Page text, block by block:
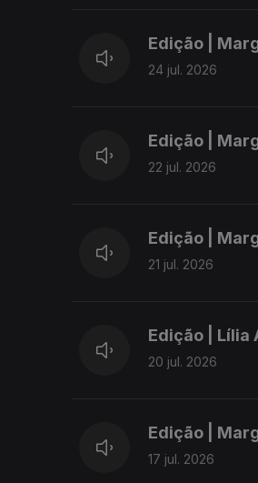
Edição |
24 jul. 2026
Edição |
22 jul. 2026
Edição |
21 jul. 2026
Edição | Lília
20 jul. 2026
Edição |
17 jul. 2026